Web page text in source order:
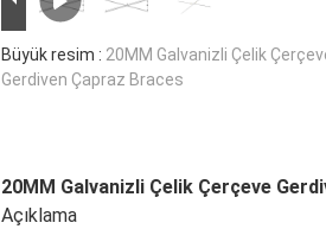
Büyük resim : 20MM Galvanizli Çelik
Gerdiven Çapraz Braces
20MM Galvanizli Çelik Çerçeve
Açıklama